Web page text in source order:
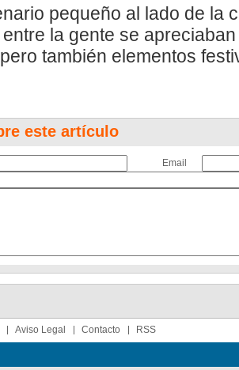
pequeño al lado de la
la gente se
también elementos
este artículo
Email
Aviso Legal Contacto RSS